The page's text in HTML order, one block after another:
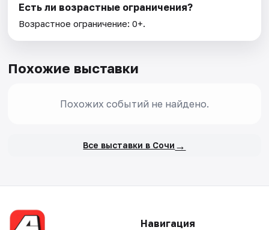
Есть ли возрастные ограничения?
Возрастное ограничение: 0+.
Похожие выставки
Похожих событий не найдено.
Все выставки в Сочи →
Навигация